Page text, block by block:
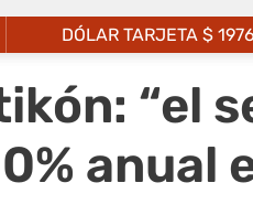
Natagalá
DÓLAR TARJETA $
“el
anual